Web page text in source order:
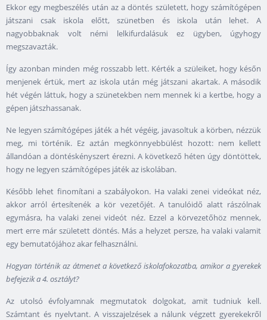
Ekkor egy megbeszélés után az a döntés született, hogy számítógépen
játszani csak iskola előtt, szünetben és iskola után lehet. A
nagyobbaknak volt némi lelkifurdalásuk ez ügyben, úgyhogy
megszavazták.
Így azonban minden még rosszabb lett. Kérték a szüleiket, hogy későn
menjenek értük, mert az iskola után még játszani akartak. A második
hét végén láttuk, hogy a szünetekben nem mennek ki a kertbe, hogy a
gépen játszhassanak.
Ne legyen számítógépes játék a hét végéig, javasoltuk a körben, nézzük
meg, mi történik. Ez aztán megkönnyebbülést hozott: nem kellett
állandóan a döntéskényszert érezni. A következő héten úgy döntöttek,
hogy ne legyen számítógépes játék az iskolában.
Később lehet finomítani a szabályokon. Ha valaki zenei videókat néz,
akkor arról értesítenék a kör vezetőjét. A tanulóidő alatt rászólnak
egymásra, ha valaki zenei videót néz. Ezzel a körvezetőhöz mennek,
mert erre már született döntés. Más a helyzet persze, ha valaki valamit
egy bemutatójához akar felhasználni.
Hogyan történik az átmenet a következő iskolafokozatba, amikor a gyerekek
befejezik a 4. osztályt?
Az utolsó évfolyamnak megmutatok dolgokat, amit tudniuk kell.
Számtant és nyelvtant. A visszajelzések a nálunk végzett gyerekekről